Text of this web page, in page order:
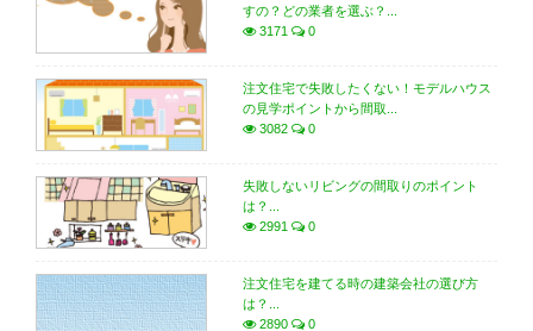
すの？どの業者を選ぶ？...
3171
0
注文住宅で失敗したくない！モデルハウス
の見学ポイントから間取...
3082
0
失敗しないリビングの間取りのポイント
は？...
2991
0
注文住宅を建てる時の建築会社の選び方
は？...
2890
0